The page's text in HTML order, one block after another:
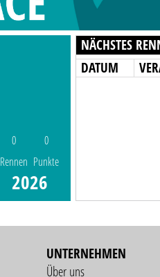
0
Rennen
0
Punkte
2026
NÄCHSTES
DATUM
UNTERNEHMEN
Über uns